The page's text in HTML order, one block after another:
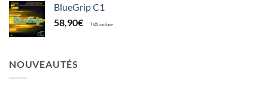
BlueGrip C1
58,90€ TVA incluse
NOUVEAUTÉS